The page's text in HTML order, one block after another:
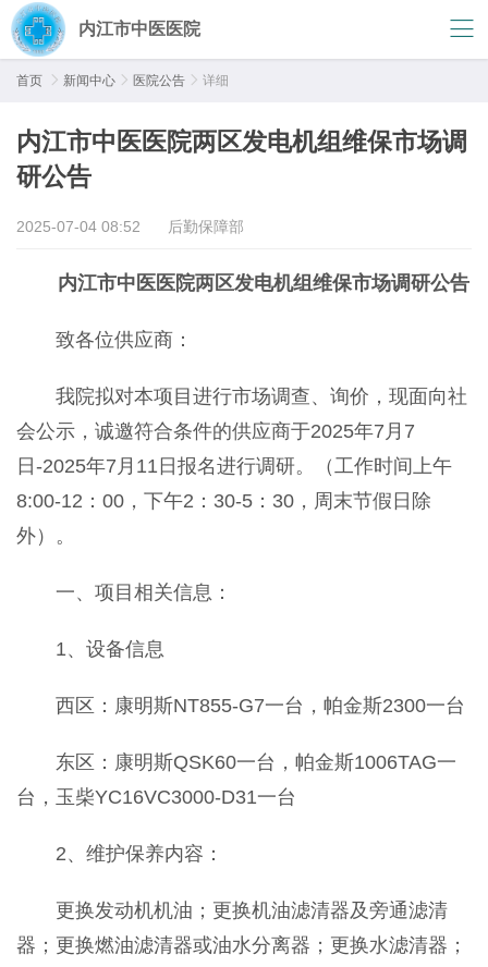
内江市中医医院
首页  新闻中心  医院公告  详细
内江市中医医院两区发电机组维保市场调
研公告
2025-07-04 08:52 后勤保障部
内江市中医医院两区发电机组维保市场调研公告
致各位供应商：
我院拟对本项目进行市场调查、询价，现面向社
会公示，诚邀符合条件的供应商于2025年7月7
日-2025年7月11日报名进行调研。（工作时间上午
8:00-12：00，下午2：30-5：30，周末节假日除
外）。
一、项目相关信息：
1、设备信息
西区：康明斯NT855-G7一台，帕金斯2300一台
东区：康明斯QSK60一台，帕金斯1006TAG一
台，玉柴YC16VC3000-D31一台
2、维护保养内容：
更换发动机机油；更换机油滤清器及旁通滤清
器；更换燃油滤清器或油水分离器；更换水滤清器；